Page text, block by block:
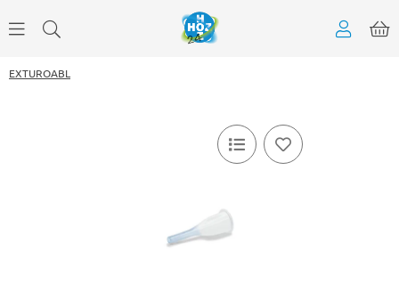
EXTUROABL